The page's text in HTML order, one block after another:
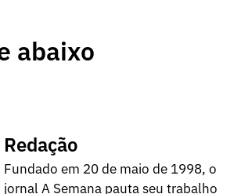
abaixo
Redação
Fundado em 20 de maio de 1998, o
jornal A Semana pauta seu trabalho